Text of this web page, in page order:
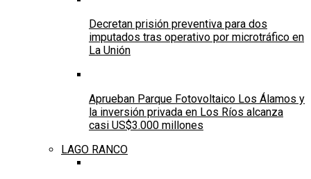
Decretan prisión preventiva para dos
imputados tras operativo por microtráfico en
La Unión
Aprueban Parque Fotovoltaico Los Álamos y
la inversión privada en Los Ríos alcanza
casi US$3.000 millones
LAGO RANCO